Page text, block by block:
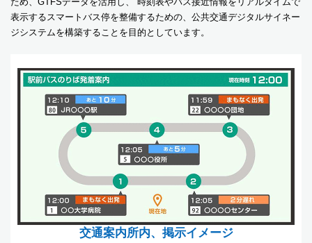
表示するスマートバス停を整備するための、公共交通デジタルサイネー
ジシステムを構築することを目的としています。
交通案内所内、掲示イメージ